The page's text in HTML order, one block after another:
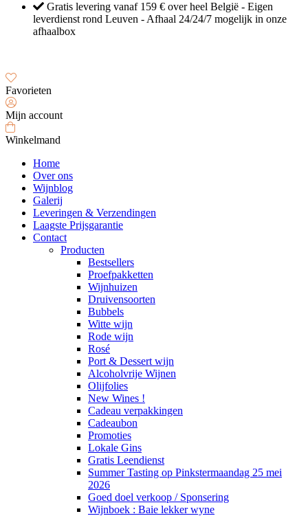
Gratis levering vanaf 159 € over heel België - Eigen
leverdienst rond Leuven - Afhaal 24/24/7 mogelijk in onze
afhaalbox
Favorieten
Mijn account
Winkelmand
Home
Over ons
Wijnblog
Galerij
Leveringen & Verzendingen
Laagste Prijsgarantie
Contact
Producten
Bestsellers
Proefpakketten
Wijnhuizen
Druivensoorten
Bubbels
Witte wijn
Rode wijn
Rosé
Port & Dessert wijn
Alcoholvrije Wijnen
Olijfolies
New Wines !
Cadeau verpakkingen
Cadeaubon
Promoties
Lokale Gins
Gratis Leendienst
Summer Tasting op Pinkstermaandag 25 mei
2026
Goed doel verkoop / Sponsering
Wijnboek : Baie lekker wyne